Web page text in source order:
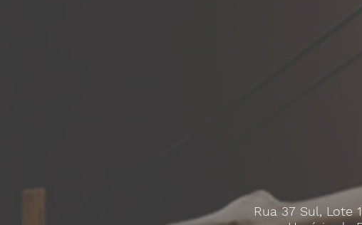
Rua 37 Sul, Lote